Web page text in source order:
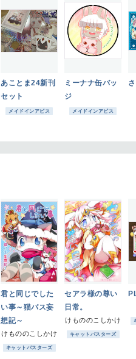
あことま24新刊
セット
メイドインアビス
ミーナナ缶バッ
ジ
メイドインアビス
君と同じでした
い事～猫バス妄
想記～
けもののこしかけ
キャットバスターズ
セアラ様の尊い
日常。
けもののこしかけ
キャットバスターズ